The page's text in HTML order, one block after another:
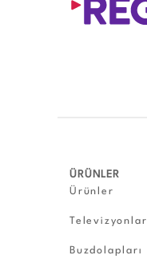
ÜRÜNLER
Ürünler
Televizyonlar
Buzdolapları